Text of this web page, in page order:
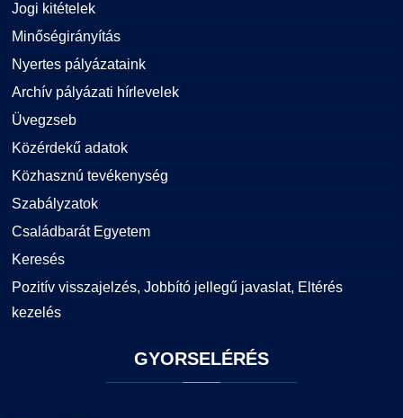
Jogi kitételek
Minőségirányítás
Nyertes pályázataink
Archív pályázati hírlevelek
Üvegzseb
Közérdekű adatok
Közhasznú tevékenység
Szabályzatok
Családbarát Egyetem
Keresés
Pozitív visszajelzés, Jobbító jellegű javaslat, Eltérés
kezelés
GYORSELÉRÉS